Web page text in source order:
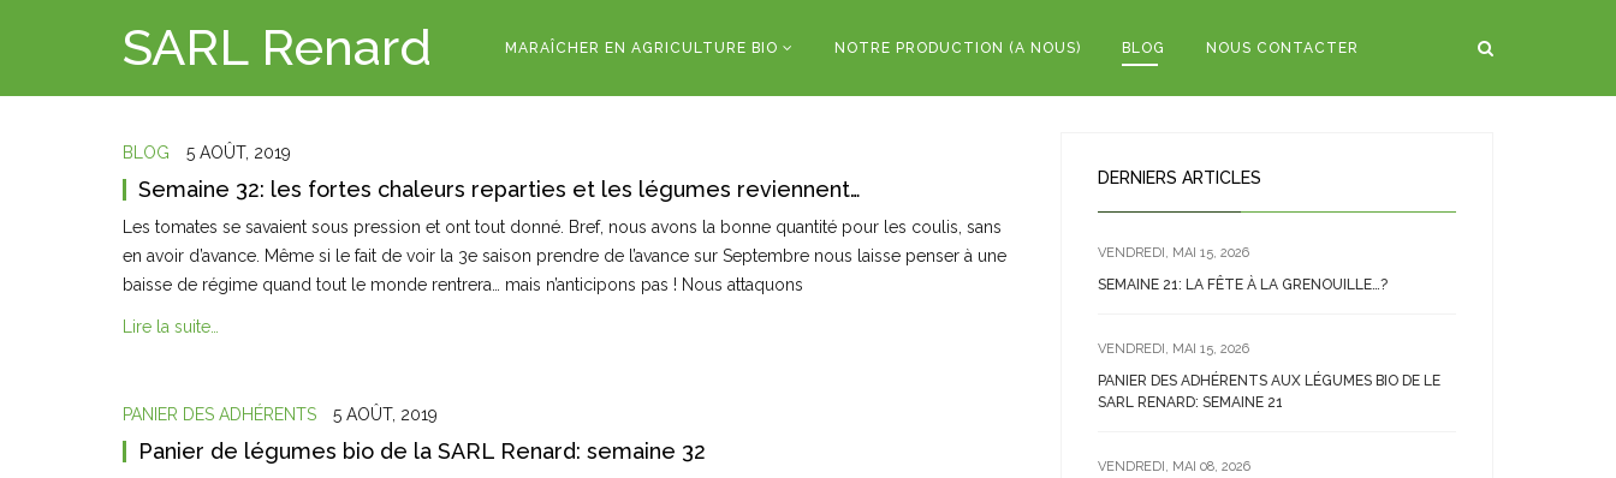
SARL Renard MARAÎCHER EN AGRICULTURE BIO NOTRE PRODUCTION (A NOUS) BLOG NOUS CONTACTER
BLOG 5 AOÛT, 2019
Semaine 32: les fortes chaleurs reparties et les légumes reviennent…
Les tomates se savaient sous pression et ont tout donné. Bref, nous avons la bonne quantité pour les coulis, sans
en avoir d’avance. Même si le fait de voir la 3e saison prendre de l’avance sur Septembre nous laisse penser à une
baisse de régime quand tout le monde rentrera… mais n’anticipons pas ! Nous attaquons
Lire la suite…
PANIER DES ADHÉRENTS 5 AOÛT, 2019
Panier de légumes bio de la SARL Renard: semaine 32
DERNIERS ARTICLES
VENDREDI, MAI 15, 2026
SEMAINE 21: LA FÊTE À LA GRENOUILLE…?
VENDREDI, MAI 15, 2026
PANIER DES ADHÉRENTS AUX LÉGUMES BIO DE LE
SARL RENARD: SEMAINE 21
VENDREDI, MAI 08, 2026